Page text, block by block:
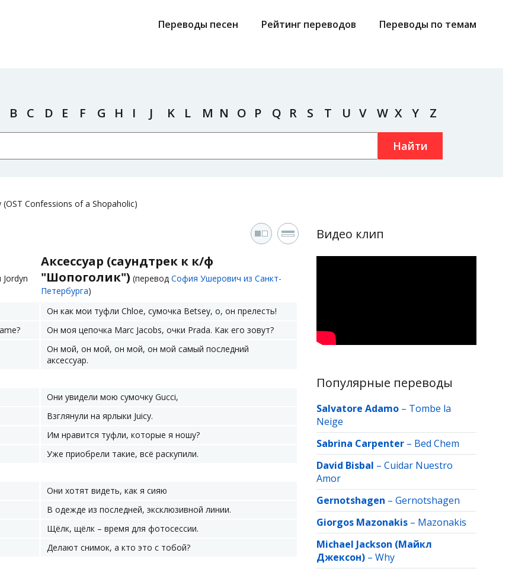
Переводы песен Рейтинг переводов Переводы по темам
B C D E F G H I J K L M N O P Q R S T U V W X Y Z
Найти
(OST Confessions of a Shopaholic)
Jordyn
Аксессуар (саундтрек к к/ф
"Шопоголик") (перевод София Ушерович из Санкт-
Петербурга)
Он как мои туфли Chloe, сумочка Betsey, о, он прелесть!
Он моя цепочка Marc Jacobs, очки Prada. Как его зовут?
Он мой, он мой, он мой, он мой самый последний
аксессуар.
Они увидели мою сумочку Gucci,
Взглянули на ярлыки Juicy.
Им нравится туфли, которые я ношу?
Уже приобрели такие, всё раскупили.
Они хотят видеть, как я сияю
В одежде из последней, эксклюзивной линии.
Щёлк, щёлк – время для фотосессии.
Делают снимок, а кто это с тобой?
Видео клип
Популярные переводы
Salvatore Adamo – Tombe la
Neige
Sabrina Carpenter – Bed Chem
David Bisbal – Cuidar Nuestro
Amor
Gernotshagen – Gernotshagen
Giorgos Mazonakis – Mazonakis
Michael Jackson (Майкл
Джексон) – Why